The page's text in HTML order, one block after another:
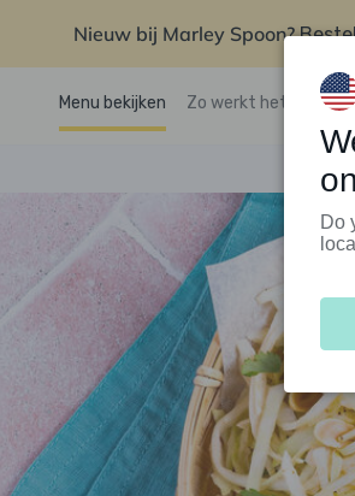
Nieuw bij Marley Spoon?
Menu bekijken Zo werkt het
Do